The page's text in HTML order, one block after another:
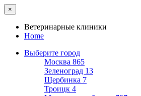
×
Ветеринарные клиники
Home
Выберите город
Москва 865
Зеленоград 13
Щербинка 7
Троицк 4